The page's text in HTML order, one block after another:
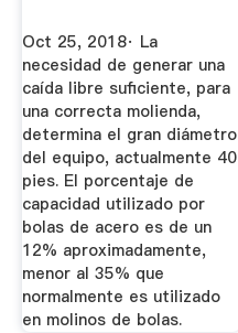
Oct 25, 2018· La
necesidad de generar una
caída libre suficiente, para
una correcta molienda,
determina el gran diámetro
del equipo, actualmente 40
pies. El porcentaje de
capacidad utilizado por
bolas de acero es de un
12% aproximadamente,
menor al 35% que
normalmente es utilizado
en molinos de bolas.